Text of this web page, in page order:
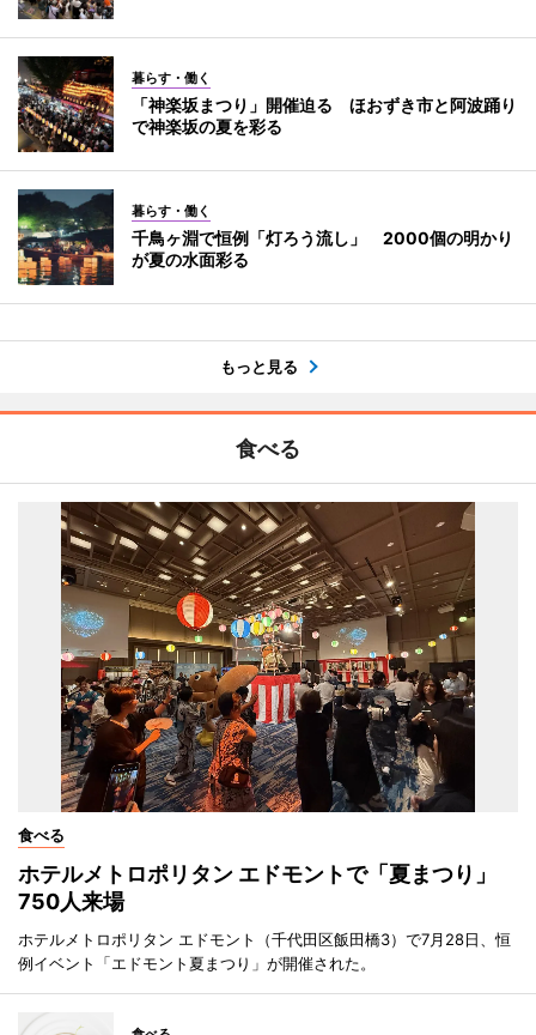
暮らす・働く
「神楽坂まつり」開催迫る ほおずき市と阿波踊り
で神楽坂の夏を彩る
暮らす・働く
千鳥ヶ淵で恒例「灯ろう流し」 2000個の明かり
が夏の水面彩る
もっと見る
食べる
食べる
ホテルメトロポリタン エドモントで「夏まつり」
750人来場
ホテルメトロポリタン エドモント（千代田区飯田橋3）で7月28日、恒
例イベント「エドモント夏まつり」が開催された。